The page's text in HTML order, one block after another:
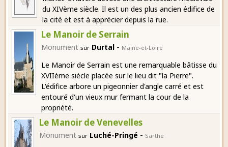
du XIVème siècle. Il est un des plus ancien édifice de
la cité et est à apprécier depuis la rue.
Le Manoir de Serrain
Monument sur Durtal - Maine-et-Loire
Le Manoir de Serrain est une remarquable bâtisse du
XVIIème siècle placée sur le lieu dit "la Pierre".
L'édifice arbore un pigeonnier d'angle carré et est
entouré d'un vieux mur fermant la cour de la
propriété.
Le Manoir de Venevelles
Monument sur Luché-Pringé - Sarthe